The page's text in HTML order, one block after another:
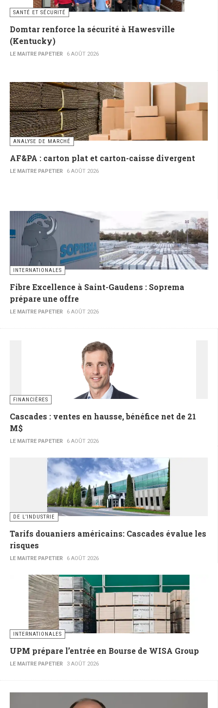
SANTÉ ET SÉCURITÉ
Domtar renforce la sécurité à Hawesville
(Kentucky)
LE MAITRE PAPETIER 6 AOÛT 2026
ANALYSE DE MARCHÉ
AF&PA : carton plat et carton-caisse divergent
LE MAITRE PAPETIER 6 AOÛT 2026
INTERNATIONALES
Fibre Excellence à Saint-Gaudens : Soprema
prépare une offre
LE MAITRE PAPETIER 6 AOÛT 2026
FINANCIÈRES
Cascades : ventes en hausse, bénéfice net de 21
M$
LE MAITRE PAPETIER 6 AOÛT 2026
DE L’INDUSTRIE
Tarifs douaniers américains: Cascades évalue les
risques
LE MAITRE PAPETIER 6 AOÛT 2026
INTERNATIONALES
UPM prépare l’entrée en Bourse de WISA Group
LE MAITRE PAPETIER 3 AOÛT 2026